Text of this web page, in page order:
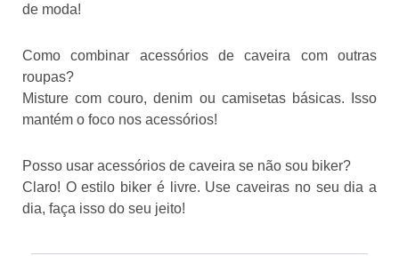
de moda!
Como combinar acessórios de caveira com outras
roupas?
Misture com couro, denim ou camisetas básicas. Isso
mantém o foco nos acessórios!
Posso usar acessórios de caveira se não sou biker?
Claro! O estilo biker é livre. Use caveiras no seu dia a
dia, faça isso do seu jeito!